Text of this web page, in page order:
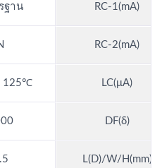
ฐาน RC-1(mA)
RC-2(mA)
125℃ LC(μA)
DF(δ)
L(D)/W/H(mm)